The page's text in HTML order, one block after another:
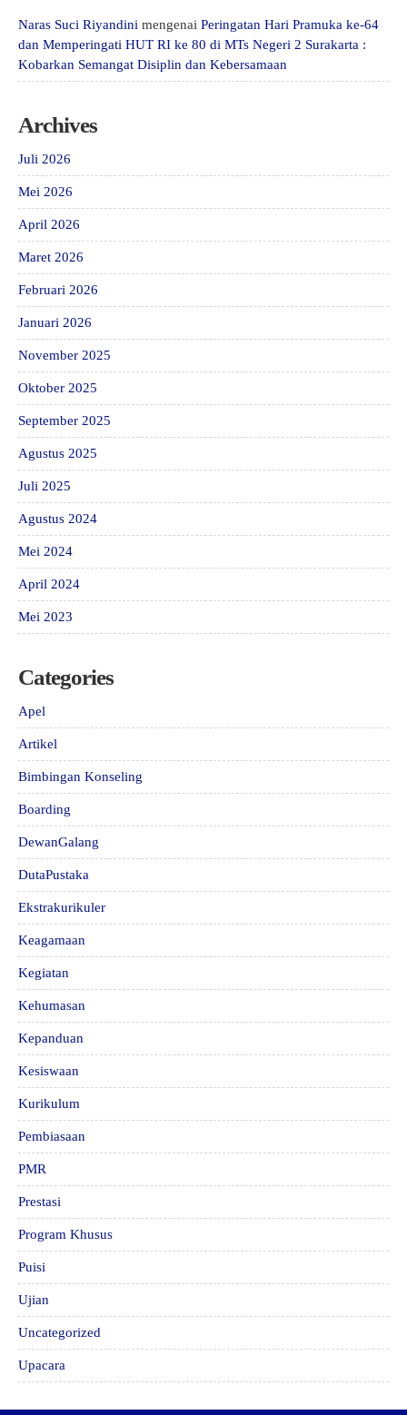
Naras Suci Riyandini mengenai Peringatan Hari Pramuka ke-64
dan Memperingati HUT RI ke 80 di MTs Negeri 2 Surakarta :
Kobarkan Semangat Disiplin dan Kebersamaan
Archives
Juli 2026
Mei 2026
April 2026
Maret 2026
Februari 2026
Januari 2026
November 2025
Oktober 2025
September 2025
Agustus 2025
Juli 2025
Agustus 2024
Mei 2024
April 2024
Mei 2023
Categories
Apel
Artikel
Bimbingan Konseling
Boarding
DewanGalang
DutaPustaka
Ekstrakurikuler
Keagamaan
Kegiatan
Kehumasan
Kepanduan
Kesiswaan
Kurikulum
Pembiasaan
PMR
Prestasi
Program Khusus
Puisi
Ujian
Uncategorized
Upacara